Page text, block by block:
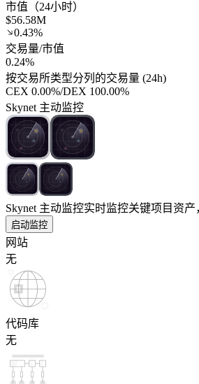
市值（24小时）
$56.58M
0.43%
交易量/市值
0.24%
按交易所类型分列的交易量 (24h)
CEX 0.00%/DEX 100.00%
Skynet 主动监控
Skynet 主动监控实时监控关键项目资产
启动监控
网站
无
代码库
无